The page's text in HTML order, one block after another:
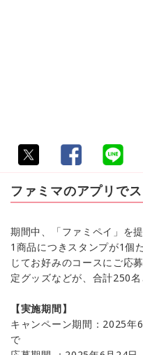
ファミマのアプリで
期間中、「ファミペイ」を
1商品につきスタンプが1個
じてお好みのコースにご応
定グッズなどが、合計250名
【実施期間】
キャンペーン期間：2025年
で